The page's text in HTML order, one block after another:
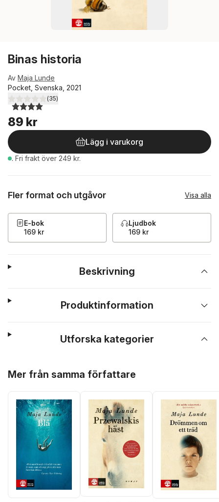
Binas historia
Av Maja Lunde
Pocket, Svenska, 2021
4,0utav 5 stjärnor. Totalt antal röster:
(35)
89 kr
Lägg i varukorg
. Fri frakt över 249 kr.
Fler format och utgåvor Visa alla
E-bok
169 kr
Ljudbok
169 kr
Beskrivning
Produktinformation
Utforska kategorier
Mer från samma författare